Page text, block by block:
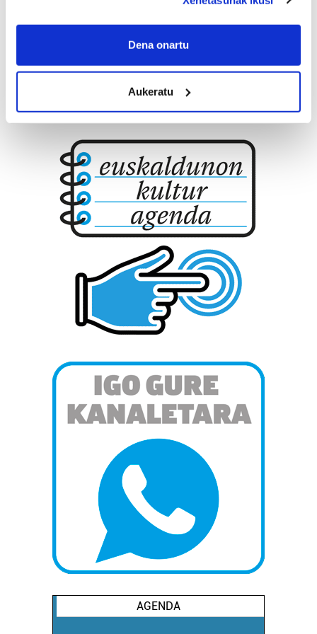
If you allow, we would also like to:
Collect information about your geographical
meters
Identify your device by actively scanning it for
specific characteristics (fingerprinting)
and set your preferences in thedetails section.
Guk eta gure bazkideek zure datu pertsonalak
prozesatzen ditugu, zure IP zenbakia, besteak beste,
teknologia erabiliz, cookieak adibidez, iragarki eta eduki
pertsonalizatuak eskaintzeko, iragarkiak eta edukia
neurtzeko, jendeari buruzko informazioa biltzeko eta
produktuak garatzeko. Zure datuak nork eta zertarako
erabiltzen dituen hauta dezakezu.
Bazkide batzuek ez dizute baimenik eskatzen, eta beren
interes komertzial legitimoetan babesten dira. Ikusi gure
duten interes legitimoa eta horren aurka nola egin
dezakezun ikusteko.
Lortu zure datu pertsonalak prozesatzeko moduari
buruzko informazio gehiago eta ezarri zure lehentasunak
datuen atalean. Edozein unetan alda edo ken dezakezu
zure baimena Cookieen adierazpenean.
Webgune honek cookie propioak eta hirugarrenen cookie-
fitxategiak erabiltzen ditu. Zure esperientzia eta
zerbitzuak hobetzeko asmoz, cookie teknologiaz
baliatzen gara. Ohar hau onartuz gero, teknologia hori
erabiltzeko baimen esplizitua ematen diguzu.Gehiago
Dena onartu
Aukeratu
AGENDA